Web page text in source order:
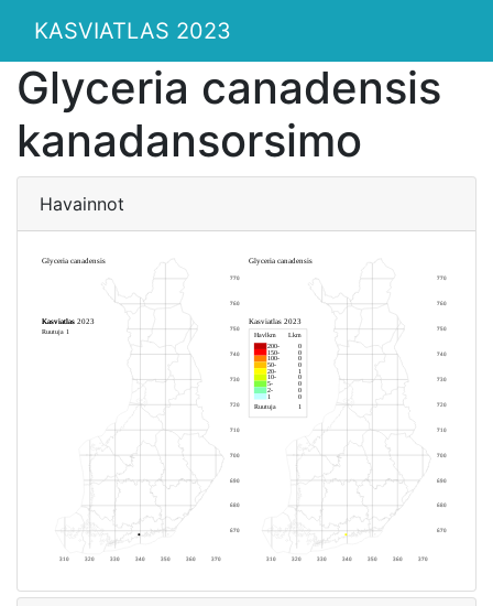
KASVIATLAS 2023
Glyceria canadensis
kanadansorsimo
Havainnot